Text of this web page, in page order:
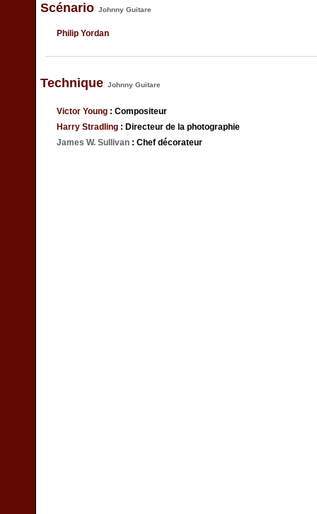
Scénario Johnny Guitare
Philip Yordan
Technique Johnny Guitare
Victor Young : Compositeur
Harry Stradling : Directeur de la photographie
James W. Sullivan : Chef décorateur